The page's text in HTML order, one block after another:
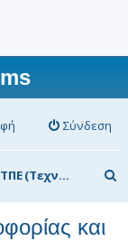
Σύνδεση
ΤΠΕ (Τεχνολογίες της Πληροφορίας και Επικοινωνίας)
ν
και